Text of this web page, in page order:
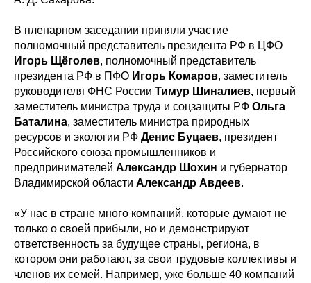
В пленарном заседании приняли участие
полномочный представитель президента РФ в ЦФО
Игорь Щёголев, полномочный представитель
президента РФ в ПФО Игорь Комаров, заместитель
руководителя ФНС России Тимур Шиналиев, первый
заместитель министра труда и соцзащиты РФ Ольга
Баталина, заместитель министра природных
ресурсов и экологии РФ Денис Буцаев, президент
Российского союза промышленников и
предпринимателей Александр Шохин и губернатор
Владимирской области Александр Авдеев.
«У нас в стране много компаний, которые думают не
только о своей прибыли, но и демонстрируют
ответственность за будущее страны, региона, в
котором они работают, за свои трудовые коллективы и
членов их семей. Например, уже больше 40 компаний